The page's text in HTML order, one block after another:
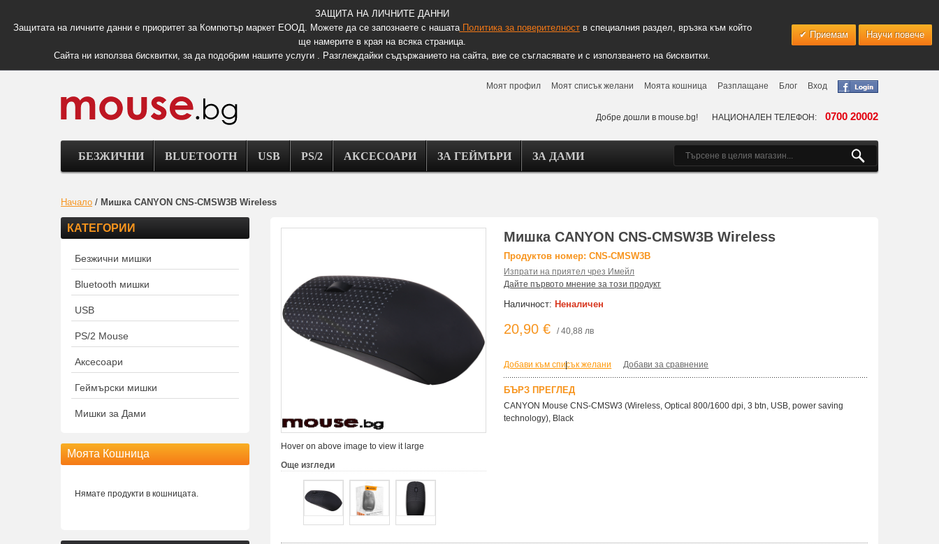
ЗАЩИТА НА ЛИЧНИТЕ ДАННИ
Защитата на личните данни е приоритет за Компютър маркет ЕООД. Можете да се запознаете с нашатаПолитика за поверителноств специалния раздел, връзка към който
ще намерите в края на всяка страница.
Сайта ни използва бисквитки, за да подобрим нашите услуги . Разглеждайки съдържанието на сайта, вие се съгласявате и с използването на бисквитки.
Приемам Научи повече
Моят профил Моят списък желани Моята кошница Разплащане Блог Вход
Добре дошли в mouse.bg! НАЦИОНАЛЕН ТЕЛЕФОН: 0700 20002
БЕЗЖИЧНИ BLUETOOTH USB PS/2 АКСЕСОАРИ ЗА ГЕЙМЪРИ ЗА ДАМИ
Начало / Мишка CANYON CNS-CMSW3B Wireless
Hover on above image to view it large
Още изгледи
Мишка CANYON CNS-CMSW3B Wireless
Продуктов номер: CNS-CMSW3B
Изпрати на приятел чрез Имейл
Дайте първото мнение за този продукт
Наличност: Неналичен
20,90 € / 40,88 лв
Добави към списък желани
| Добави за сравнение
БЪРЗ ПРЕГЛЕД
CANYON Mouse CNS-CMSW3 (Wireless, Optical 800/1600 dpi, 3 btn, USB, power saving
technology), Black
КАТЕГОРИИ
Безжични мишки
Bluetooth мишки
USB
PS/2 Mouse
Аксесоари
Геймърски мишки
Мишки за Дами
Моята Кошница
Нямате продукти в кошницата.